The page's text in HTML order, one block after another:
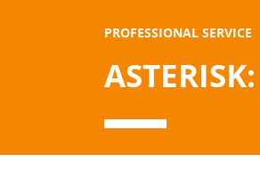
PROFESSIONAL SERVICE